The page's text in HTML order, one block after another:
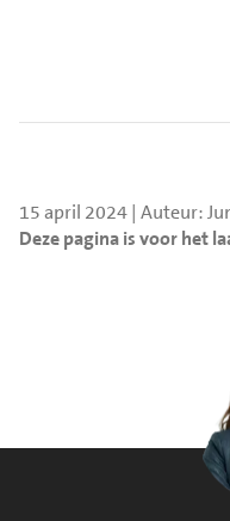
15 april 2024 | Auteur:
Deze pagina is voor het